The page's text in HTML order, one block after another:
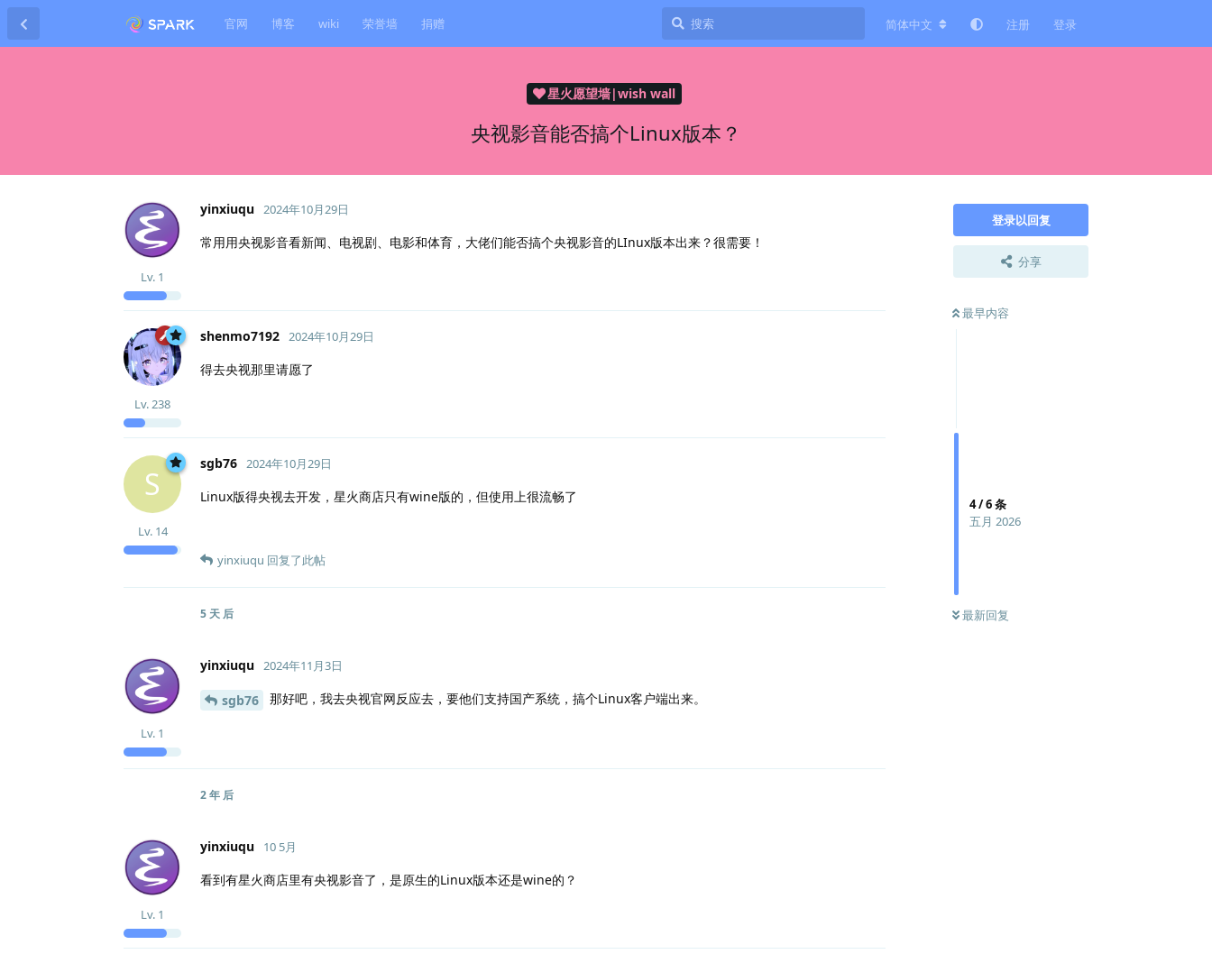
官网 博客 wiki 荣誉墙 捐赠 简体中文 注册 登录
星火愿望墙|wish wall
央视影音能否搞个Linux版本？
登录以回复
分享
最早内容
4/6条
五月 2026
最新回复
yinxiuqu
Lv. 1
2024年10月29日
常用用央视影音看新闻、电视剧、电影和体育，大佬们能否搞个央视影音的LInux版本出来？很需要！
shenmo7192
Lv.238
2024年10月29日
得去央视那里请愿了
S
sgb76
Lv. 14
2024年10月29日
Linux版得央视去开发，星火商店只有wine版的，但使用上很流畅了
yinxiuqu 回复了此帖
5 天 后
yinxiuqu
Lv. 1
2024年11月3日
sgb76 那好吧，我去央视官网反应去，要他们支持国产系统，搞个Linux客户端出来。
2 年 后
yinxiuqu
Lv. 1
10 5月
看到有星火商店里有央视影音了，是原生的Linux版本还是wine的？